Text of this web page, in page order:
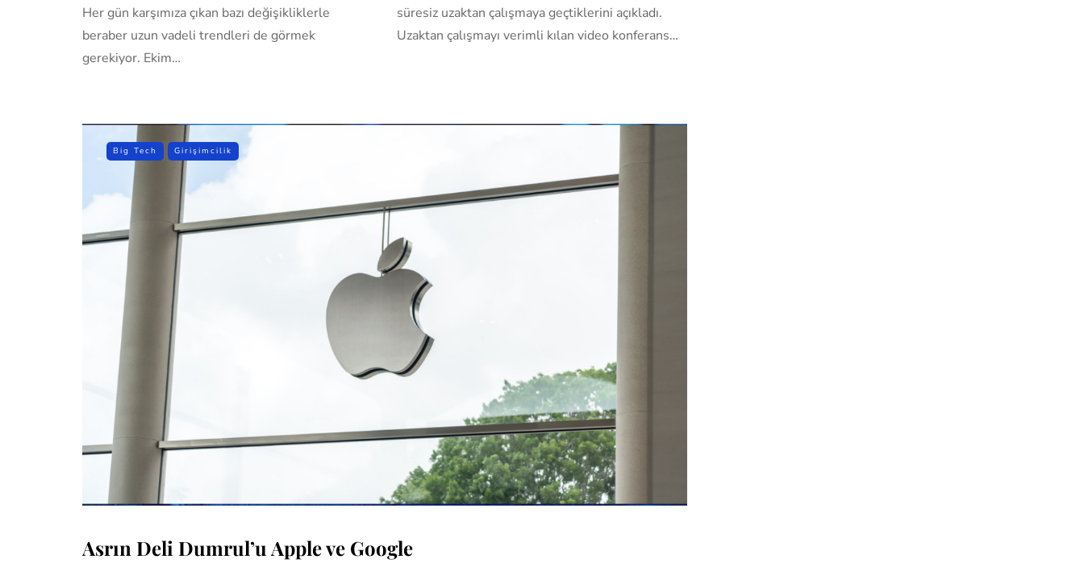
Her gün karşımıza çıkan bazı değişikliklerle
beraber uzun vadeli trendleri de görmek
gerekiyor. Ekim…
süresiz uzaktan çalışmaya geçtiklerini açıkladı.
Uzaktan çalışmayı verimli kılan video konferans…
Big Tech Girişimcilik
Asrın Deli Dumrul’u Apple ve Google